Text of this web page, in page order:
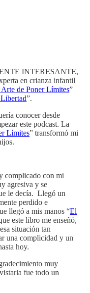
INTERESANTE,
en crianza infantil
de Poner Límites”
”.
conocer desde
este podcast. La
Límites” transformó mi
complicado con mi
agresiva y se
le decía. Llegó un
perdido e
llegó a mis manos “El
este libro me enseñó,
situación tan
una complicidad y un
hoy.
muy
fue todo un